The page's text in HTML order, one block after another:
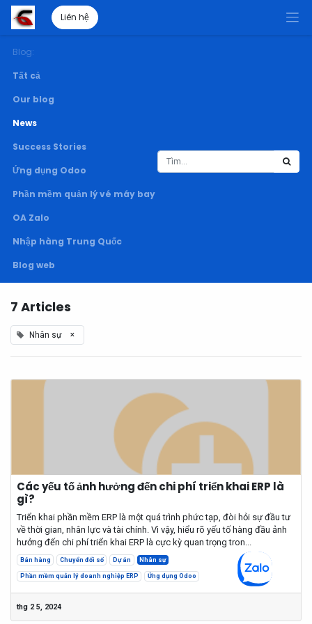
Liên hệ
Blog:
Tất cả
Our blog
News
Success Stories
Ứng dụng Odoo
Phần mềm quản lý vé máy bay
OA Zalo
Nhập hàng Trung Quốc
Blog web
7 Articles
Nhân sự ×
Các yếu tố ảnh hưởng đến chi phí triển khai ERP là
gì?
Triển khai phần mềm ERP là một quá trình phức tạp, đòi hỏi sự đầu tư
về thời gian, nhân lực và tài chính. Vì vậy, hiểu rõ yếu tố hàng đầu ảnh
hưởng đến chi phí triển khai ERP là cực kỳ quan trọng tron...
Bán hàng Chuyển đổi số Dự án Nhân sự
Phần mềm quản lý doanh nghiệp ERP Ứng dụng Odoo
thg 2 5, 2024